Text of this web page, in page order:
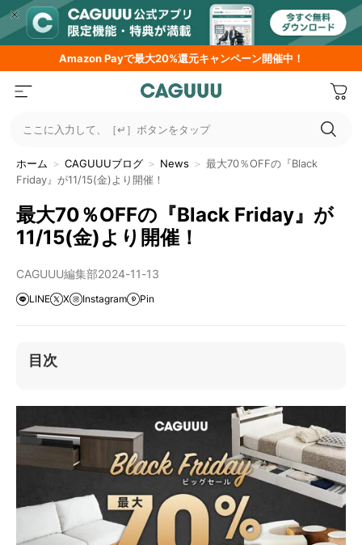
AmazonPayで最大20%還元キャンペーン開催中！
ここに入力して、［↵］ボタンをタップ
ホーム ＞ CAGUUUブログ ＞ News ＞ 最大70％OFFの『Black
Friday』が11/15(金)より開催！
最大70％OFFの『Black Friday』が
11/15(金)より開催！
CAGUUU編集部2024-11-13
LINE X Instagram Pin
目次